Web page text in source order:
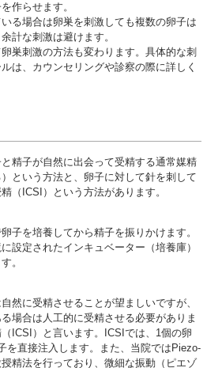
作らせます。
る場合は卵巣を刺激しても複数の卵子は
計な刺激は避けます。
巣刺激の方法も変わります。具体的な刺
は、カウンセリングや診察の際に詳しく
精子が自然に出会って受精する通常媒精
）という方法と、卵子に対して針を刺して
（ICSI）という方法があります。
子を培養してから精子を振りかけます。
設定されたインキュベーター（培養庫）
。
然に受精させることが望ましいですが、
場合は人工的に受精させる必要がありま
ICSI）と言います。ICSIでは、1個の卵
を直接注入します。また、当院ではPiezo-
精法を行っており、微細な振動（ピエゾ